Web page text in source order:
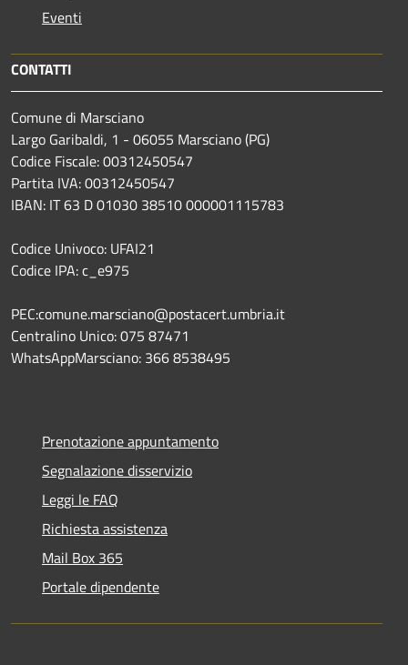
Eventi
CONTATTI
Comune di Marsciano
Largo Garibaldi, 1 - 06055 Marsciano (PG)
Codice Fiscale: 00312450547
Partita IVA: 00312450547
IBAN: IT 63 D 01030 38510 000001115783
Codice Univoco: UFAI21
Codice IPA: c_e975
PEC:comune.marsciano@postacert.umbria.it
Centralino Unico: 075 87471
WhatsAppMarsciano: 366 8538495
Prenotazione appuntamento
Segnalazione disservizio
Leggi le FAQ
Richiesta assistenza
Mail Box 365
Portale dipendente